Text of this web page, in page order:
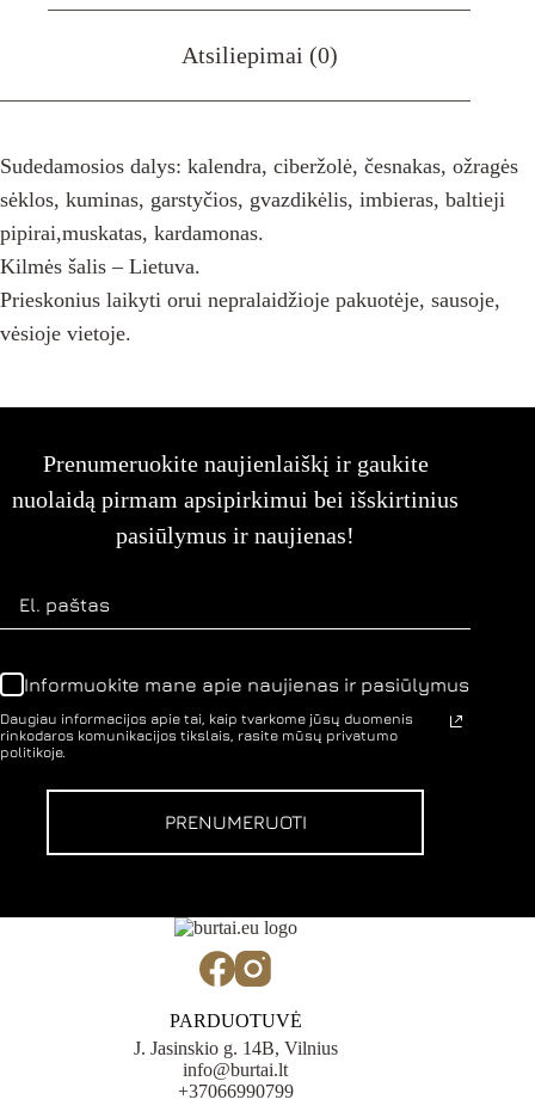
Atsiliepimai (0)
Sudedamosios dalys: kalendra, ciberžolė, česnakas, ožragės
sėklos, kuminas, garstyčios, gvazdikėlis, imbieras, baltieji
pipirai,muskatas, kardamonas.
Kilmės šalis – Lietuva.
Prieskonius laikyti orui nepralaidžioje pakuotėje, sausoje,
vėsioje vietoje.
Prenumeruokite naujienlaiškį ir gaukite
nuolaidą pirmam apsipirkimui bei išskirtinius
pasiūlymus ir naujienas!
Informuokite mane apie naujienas ir pasiūlymus
Daugiau informacijos apie tai, kaip tvarkome jūsų duomenis
rinkodaros komunikacijos tikslais, rasite mūsų privatumo
politikoje.
PRENUMERUOTI
PARDUOTUVĖ
J. Jasinskio g. 14B, Vilnius
info@burtai.lt
+37066990799